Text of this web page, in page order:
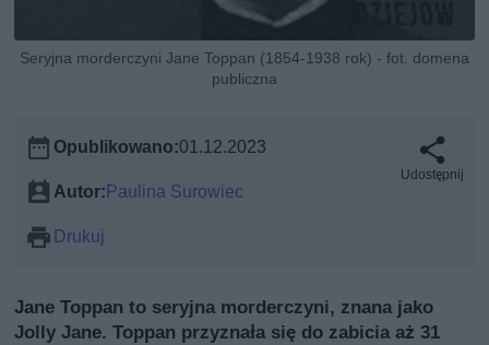
Seryjna morderczyni Jane Toppan (1854-1938 rok) - fot. domena
publiczna
Opublikowano:01.12.2023
Autor: Paulina Surowiec
Drukuj
Udostępnij
Jane Toppan to seryjna morderczyni, znana jako
Jolly Jane. Toppan przyznała się do zabicia aż 31